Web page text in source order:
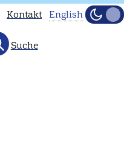
Kontakt English
Hell
Suche